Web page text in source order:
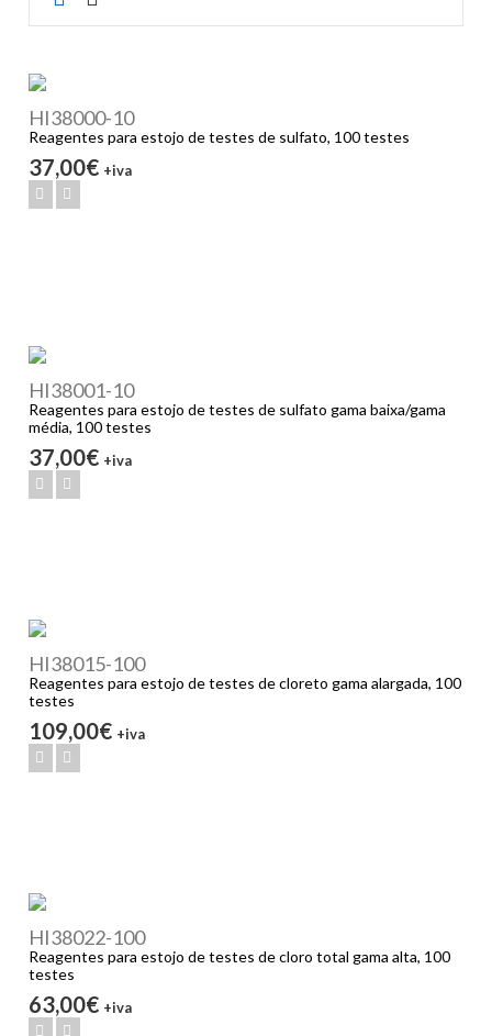
HI38000-10
Reagentes para estojo de testes de sulfato, 100 testes
37,00€ +iva
HI38001-10
Reagentes para estojo de testes de sulfato gama baixa/gama
média, 100 testes
37,00€ +iva
HI38015-100
Reagentes para estojo de testes de cloreto gama alargada, 100
testes
109,00€ +iva
HI38022-100
Reagentes para estojo de testes de cloro total gama alta, 100
testes
63,00€ +iva